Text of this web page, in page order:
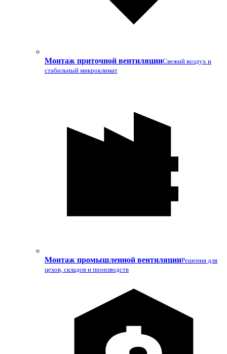
Монтаж приточной вентиляцииСвежий воздух и
стабильный микроклимат
Монтаж промышленной вентиляцииРешения для
цехов, складов и производств